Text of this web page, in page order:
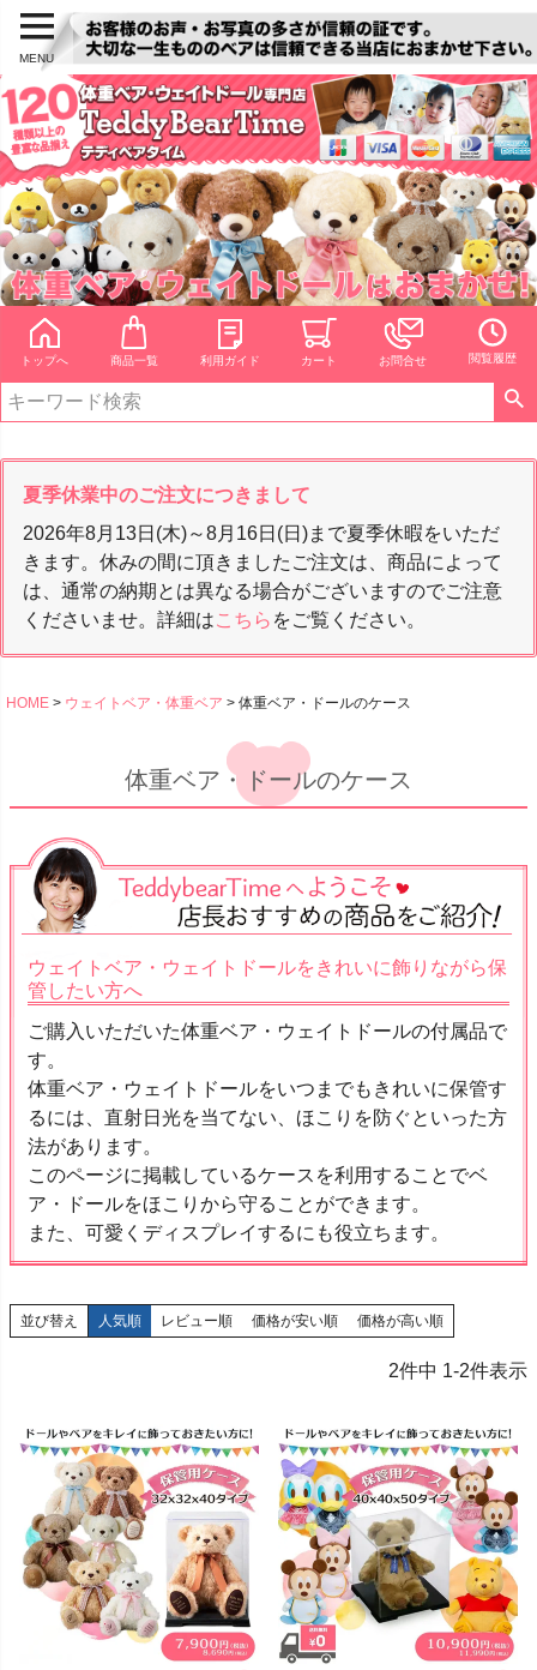
MENU
トップへ 商品一覧 利用ガイド カート お問合せ 閲覧履歴
夏季休業中のご注文につきまして
2026年8月13日(木)～8月16日(日)まで夏季休暇をいただ
きます。休みの間に頂きましたご注文は、商品によって
は、通常の納期とは異なる場合がございますのでご注意
くださいませ。詳細はこちら をご覧ください。
HOME ウェイトベア・体重ベア 体重ベア・ドールのケース
体重ベア・ドールのケース
ウェイトベア・ウェイトドールをきれいに飾りながら保
管したい方へ
ご購入いただいた体重ベア・ウェイトドールの付属品で
す。
体重ベア・ウェイトドールをいつまでもきれいに保管す
るには、直射日光を当てない、ほこりを防ぐといった方
法があります。
このページに掲載しているケースを利用することでベ
ア・ドールをほこりから守ることができます。
また、可愛くディスプレイするにも役立ちます。
並び替え 人気順 レビュー順 価格が安い順 価格が高い順
2件中 1-2件表示